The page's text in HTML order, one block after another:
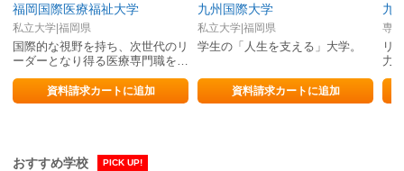
福岡国際医療福祉大学
私立大学|福岡県
国際的な視野を持ち、次世代のリ
ーダーとなり得る医療専門職を養
成
資料請求カートに追加
九州国際大学
私立大学|福岡県
学生の「人生を支える」大学。
資料請求カートに追加
九
専
リ
力
おすすめ学校 PICK UP!